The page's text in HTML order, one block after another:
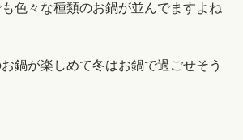
色々な種類のお鍋が並んでますよね
鍋が楽しめて冬はお鍋で過ごせそう